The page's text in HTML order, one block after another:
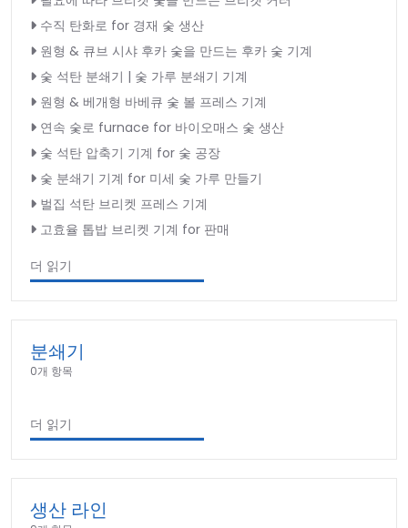
수직 탄화로 for 경재 숯 생산
원형 & 큐브 시샤 후카 숯을 만드는 후카 숯 기계
숯 석탄 분쇄기 | 숯 가루 분쇄기 기계
원형 & 베개형 바베큐 숯 볼 프레스 기계
연속 숯로 furnace for 바이오매스 숯 생산
숯 석탄 압축기 기계 for 숯 공장
숯 분쇄기 기계 for 미세 숯 가루 만들기
벌집 석탄 브리켓 프레스 기계
고효율 톱밥 브리켓 기계 for 판매
더 읽기
분쇄기
0개 항목
더 읽기
생산 라인